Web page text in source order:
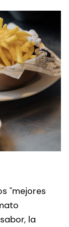
"mejores
la